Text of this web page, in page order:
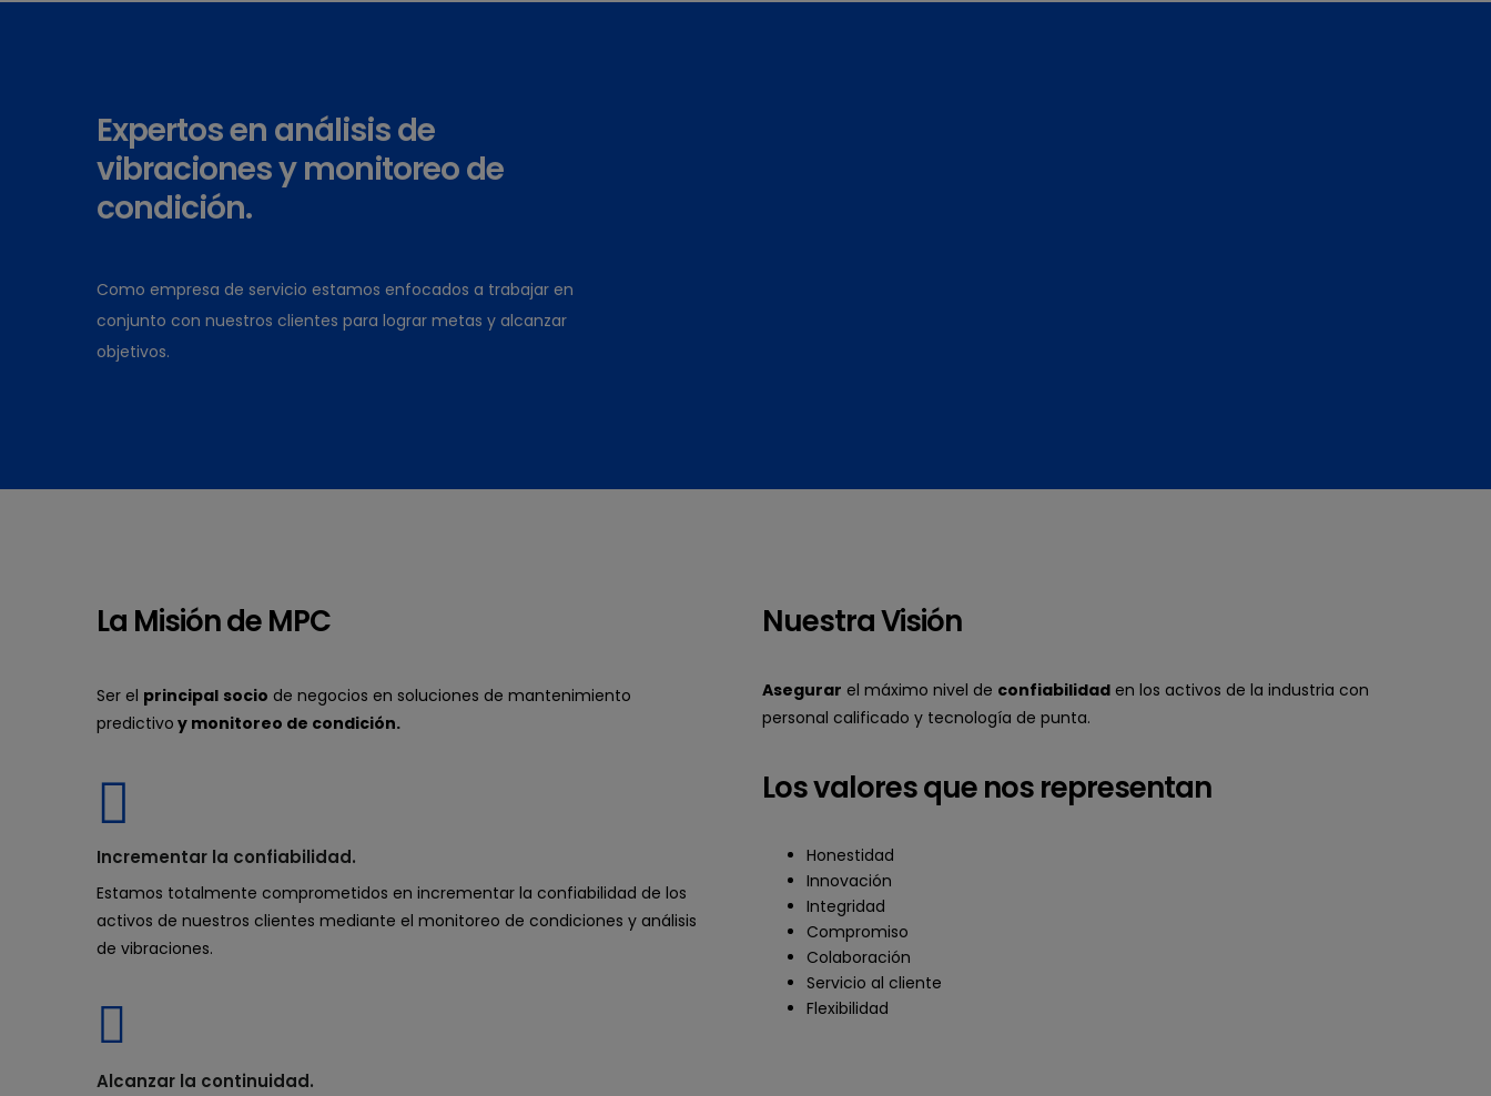
Expertos en análisis de
vibraciones y monitoreo de
condición.
Como empresa de servicio estamos enfocados a trabajar en
conjunto con nuestros clientes para lograr metas y alcanzar
objetivos.
La Misión de MPC
Ser el principal socio de negocios en soluciones de mantenimiento
predictivo y monitoreo de condición.
Incrementar la confiabilidad.
Estamos totalmente comprometidos en incrementar la confiabilidad de los
activos de nuestros clientes mediante el monitoreo de condiciones y análisis
de vibraciones.
Alcanzar la continuidad.
Nuestra Visión
Asegurar el máximo nivel de confiabilidad en los activos de la industria con
personal calificado y tecnología de punta.
Los valores que nos representan
Honestidad
Innovación
Integridad
Compromiso
Colaboración
Servicio al cliente
Flexibilidad